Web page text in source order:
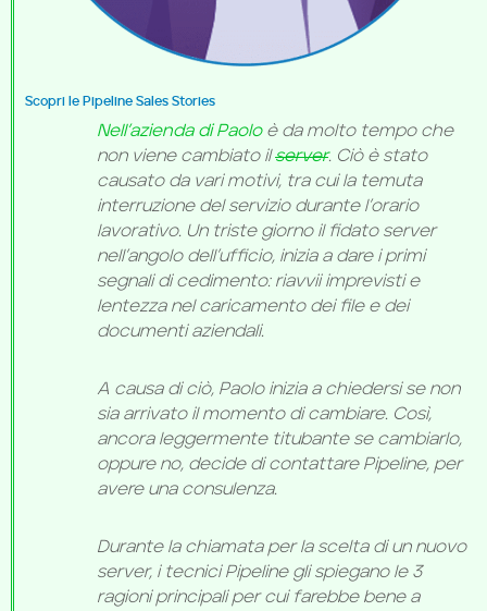
Scopri le Pipeline Sales Stories
Nell’azienda di Paoloè da molto tempo che
non viene cambiato ilserver. Ciò è stato
causato da vari motivi, tra cui la temuta
interruzione del servizio durante l’orario
lavorativo. Un triste giorno il fidato server
nell’angolo dell’ufficio, inizia a dare i primi
segnali di cedimento: riavvii imprevisti e
lentezza nel caricamento dei file e dei
documenti aziendali.
A causa di ciò, Paolo inizia a chiedersi se non
sia arrivato il momento di cambiare. Così,
ancora leggermente titubante se cambiarlo,
oppure no, decide di contattare Pipeline, per
avere una consulenza.
Durante la chiamata per la scelta di un nuovo
server, i tecnici Pipeline gli spiegano le 3
ragioni principali per cui farebbe bene a